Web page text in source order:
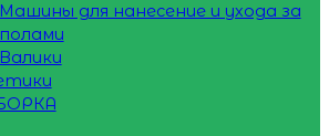
Машины для нанесение и ухода за
полами
Валики